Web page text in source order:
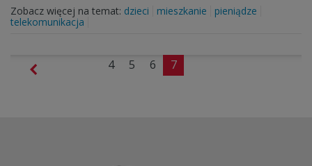
Zobacz więcej na temat: dzieci mieszkanie
pieniądze
telekomunikacja
4 5 6 7